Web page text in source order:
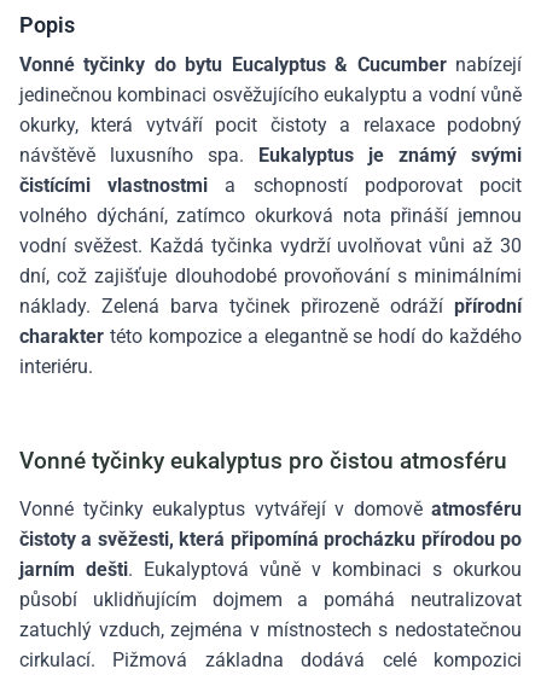
Popis
Vonné tyčinky do bytu Eucalyptus & Cucumbernabízejí
jedinečnou kombinaci osvěžujícího eukalyptu a vodní vůně
okurky, která vytváří pocit čistoty a relaxace podobný
návštěvě luxusního spa.
Eukalyptus je známý svými
čistícími vlastnostmi a schopností podporovat pocit
volného dýchání, zatímco okurková nota přináší jemnou
vodní svěžest. Každá tyčinka vydrží uvolňovat vůni až 30
dní, což zajišťuje dlouhodobé provoňování s minimálními
náklady. Zelená barva tyčinek přirozeně odráží přírodní
charakter této kompozice a elegantně se hodí do každého
interiéru.
Vonné tyčinky eukalyptus pro čistou atmosféru
Vonné tyčinky eukalyptus vytvářejí v domově atmosféru
čistoty a svěžesti, která připomíná procházku přírodou po
jarním dešti. Eukalyptová vůně v kombinaci s okurkou
působí uklidňujícím dojmem a pomáhá neutralizovat
zatuchlý vzduch, zejména v místnostech s nedostatečnou
cirkulací. Pižmová základna dodává celé kompozici